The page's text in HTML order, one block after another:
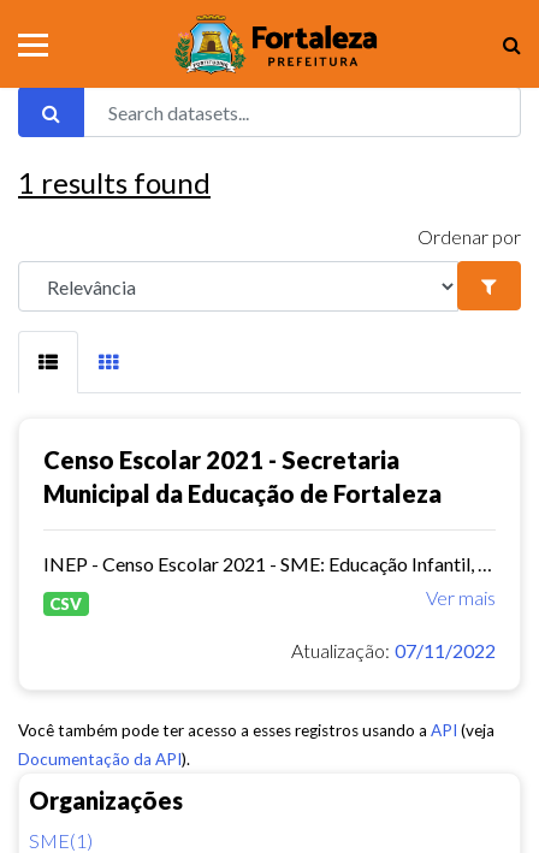
Organizações
SME(1)
1 results found
Ordenar por
Censo Escolar 2021 - Secretaria
Municipal da Educação de Fortaleza
Ver mais
CSV
Atualização: 07/11/2022
Você também pode ter acesso a esses registros usando a API (veja
Documentação da API).